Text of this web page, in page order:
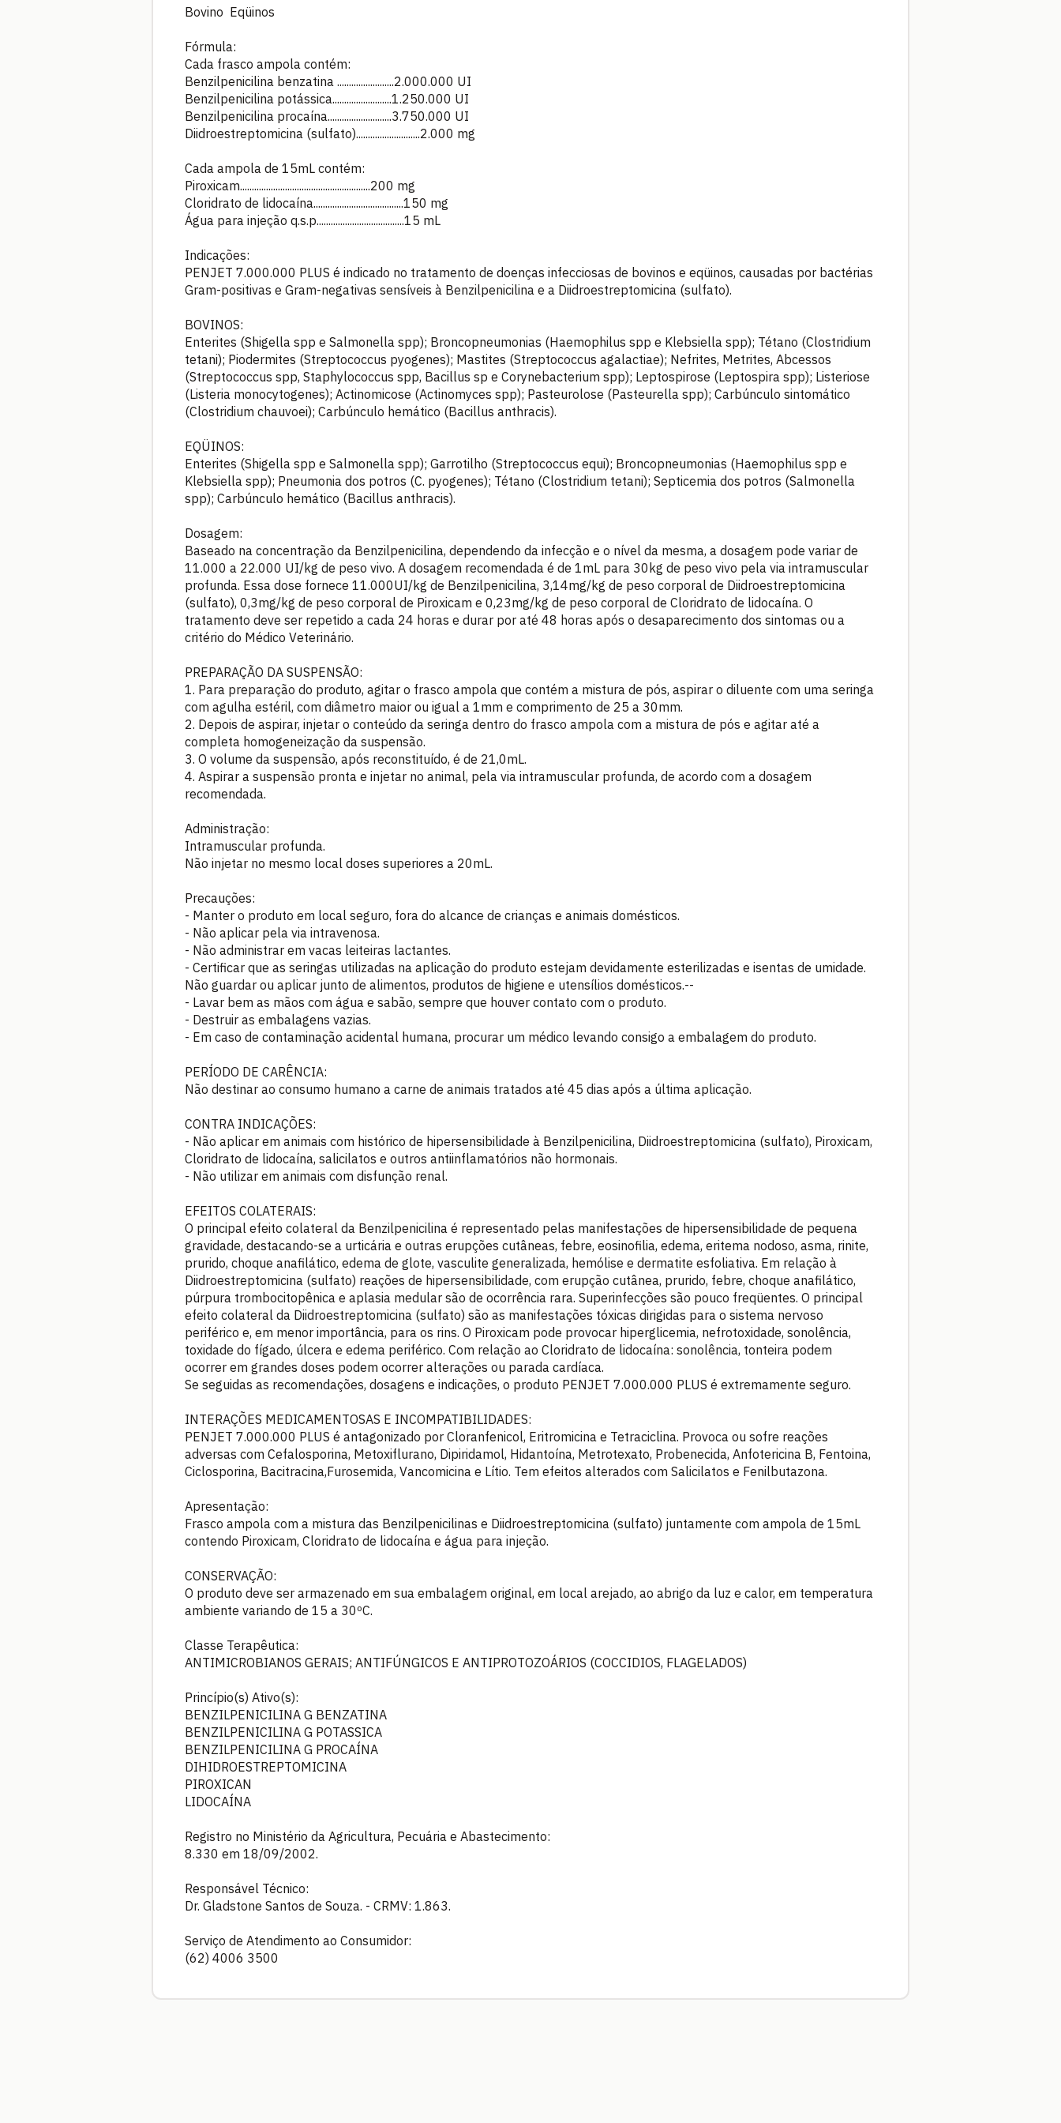
Bovino Eqüinos
Fórmula:
Cada frasco ampola contém:
Benzilpenicilina benzatina ........................2.000.000 UI
Benzilpenicilina potássica.........................1.250.000 UI
Benzilpenicilina procaína...........................3.750.000 UI
Diidroestreptomicina (sulfato)...........................2.000 mg
Cada ampola de 15mL contém:
Piroxicam.......................................................200 mg
Cloridrato de lidocaína......................................150 mg
Água para injeção q.s.p.....................................15 mL
Indicações:
PENJET 7.000.000 PLUS é indicado no tratamento de doenças infecciosas de bovinos e eqüinos, causadas por bactérias
Gram-positivas e Gram-negativas sensíveis à Benzilpenicilina e a Diidroestreptomicina (sulfato).
BOVINOS:
Enterites (Shigella spp e Salmonella spp); Broncopneumonias (Haemophilus spp e Klebsiella spp); Tétano (Clostridium
tetani); Piodermites (Streptococcus pyogenes); Mastites (Streptococcus agalactiae); Nefrites, Metrites, Abcessos
(Streptococcus spp, Staphylococcus spp, Bacillus sp e Corynebacterium spp); Leptospirose (Leptospira spp); Listeriose
(Listeria monocytogenes); Actinomicose (Actinomyces spp); Pasteurolose (Pasteurella spp); Carbúnculo sintomático
(Clostridium chauvoei); Carbúnculo hemático (Bacillus anthracis).
EQÜINOS:
Enterites (Shigella spp e Salmonella spp); Garrotilho (Streptococcus equi); Broncopneumonias (Haemophilus spp e
Klebsiella spp); Pneumonia dos potros (C. pyogenes); Tétano (Clostridium tetani); Septicemia dos potros (Salmonella
spp); Carbúnculo hemático (Bacillus anthracis).
Dosagem:
Baseado na concentração da Benzilpenicilina, dependendo da infecção e o nível da mesma, a dosagem pode variar de
11.000 a 22.000 UI/kg de peso vivo. A dosagem recomendada é de 1mL para 30kg de peso vivo pela via intramuscular
profunda. Essa dose fornece 11.000UI/kg de Benzilpenicilina, 3,14mg/kg de peso corporal de Diidroestreptomicina
(sulfato), 0,3mg/kg de peso corporal de Piroxicam e 0,23mg/kg de peso corporal de Cloridrato de lidocaína. O
tratamento deve ser repetido a cada 24 horas e durar por até 48 horas após o desaparecimento dos sintomas ou a
critério do Médico Veterinário.
PREPARAÇÃO DA SUSPENSÃO:
1. Para preparação do produto, agitar o frasco ampola que contém a mistura de pós, aspirar o diluente com uma seringa
com agulha estéril, com diâmetro maior ou igual a 1mm e comprimento de 25 a 30mm.
2. Depois de aspirar, injetar o conteúdo da seringa dentro do frasco ampola com a mistura de pós e agitar até a
completa homogeneização da suspensão.
3. O volume da suspensão, após reconstituído, é de 21,0mL.
4. Aspirar a suspensão pronta e injetar no animal, pela via intramuscular profunda, de acordo com a dosagem
recomendada.
Administração:
Intramuscular profunda.
Não injetar no mesmo local doses superiores a 20mL.
Precauções:
- Manter o produto em local seguro, fora do alcance de crianças e animais domésticos.
- Não aplicar pela via intravenosa.
- Não administrar em vacas leiteiras lactantes.
- Certificar que as seringas utilizadas na aplicação do produto estejam devidamente esterilizadas e isentas de umidade.
Não guardar ou aplicar junto de alimentos, produtos de higiene e utensílios domésticos.--
- Lavar bem as mãos com água e sabão, sempre que houver contato com o produto.
- Destruir as embalagens vazias.
- Em caso de contaminação acidental humana, procurar um médico levando consigo a embalagem do produto.
PERÍODO DE CARÊNCIA:
Não destinar ao consumo humano a carne de animais tratados até 45 dias após a última aplicação.
CONTRA INDICAÇÕES:
- Não aplicar em animais com histórico de hipersensibilidade à Benzilpenicilina, Diidroestreptomicina (sulfato), Piroxicam,
Cloridrato de lidocaína, salicilatos e outros antiinflamatórios não hormonais.
- Não utilizar em animais com disfunção renal.
EFEITOS COLATERAIS:
O principal efeito colateral da Benzilpenicilina é representado pelas manifestações de hipersensibilidade de pequena
gravidade, destacando-se a urticária e outras erupções cutâneas, febre, eosinofilia, edema, eritema nodoso, asma, rinite,
prurido, choque anafilático, edema de glote, vasculite generalizada, hemólise e dermatite esfoliativa. Em relação à
Diidroestreptomicina (sulfato) reações de hipersensibilidade, com erupção cutânea, prurido, febre, choque anafilático,
púrpura trombocitopênica e aplasia medular são de ocorrência rara. Superinfecções são pouco freqüentes. O principal
efeito colateral da Diidroestreptomicina (sulfato) são as manifestações tóxicas dirigidas para o sistema nervoso
periférico e, em menor importância, para os rins. O Piroxicam pode provocar hiperglicemia, nefrotoxidade, sonolência,
toxidade do fígado, úlcera e edema periférico. Com relação ao Cloridrato de lidocaína: sonolência, tonteira podem
ocorrer em grandes doses podem ocorrer alterações ou parada cardíaca.
Se seguidas as recomendações, dosagens e indicações, o produto PENJET 7.000.000 PLUS é extremamente seguro.
INTERAÇÕES MEDICAMENTOSAS E INCOMPATIBILIDADES:
PENJET 7.000.000 PLUS é antagonizado por Cloranfenicol, Eritromicina e Tetraciclina. Provoca ou sofre reações
adversas com Cefalosporina, Metoxiflurano, Dipiridamol, Hidantoína, Metrotexato, Probenecida, Anfotericina B, Fentoina,
Ciclosporina, Bacitracina,Furosemida, Vancomicina e Lítio. Tem efeitos alterados com Salicilatos e Fenilbutazona.
Apresentação:
Frasco ampola com a mistura das Benzilpenicilinas e Diidroestreptomicina (sulfato) juntamente com ampola de 15mL
contendo Piroxicam, Cloridrato de lidocaína e água para injeção.
CONSERVAÇÃO:
O produto deve ser armazenado em sua embalagem original, em local arejado, ao abrigo da luz e calor, em temperatura
ambiente variando de 15 a 30ºC.
Classe Terapêutica:
ANTIMICROBIANOS GERAIS; ANTIFÚNGICOS E ANTIPROTOZOÁRIOS (COCCIDIOS, FLAGELADOS)
Princípio(s) Ativo(s):
BENZILPENICILINA G BENZATINA
BENZILPENICILINA G POTASSICA
BENZILPENICILINA G PROCAÍNA
DIHIDROESTREPTOMICINA
PIROXICAN
LIDOCAÍNA
Registro no Ministério da Agricultura, Pecuária e Abastecimento:
8.330 em 18/09/2002.
Responsável Técnico:
Dr. Gladstone Santos de Souza. - CRMV: 1.863.
Serviço de Atendimento ao Consumidor:
(62) 4006 3500